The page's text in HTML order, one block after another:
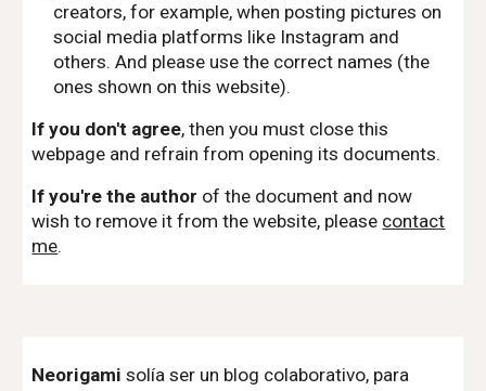
creators, for example, when posting pictures on
social media platforms like Instagram and
others. And please use the correct names (the
ones shown on this website).
If you don't agree, then you must close this
webpage and refrain from opening its documents.
If you're the author of the document and now
wish to remove it from the website, please contact
me.
Neorigami solía ser un blog colaborativo, para